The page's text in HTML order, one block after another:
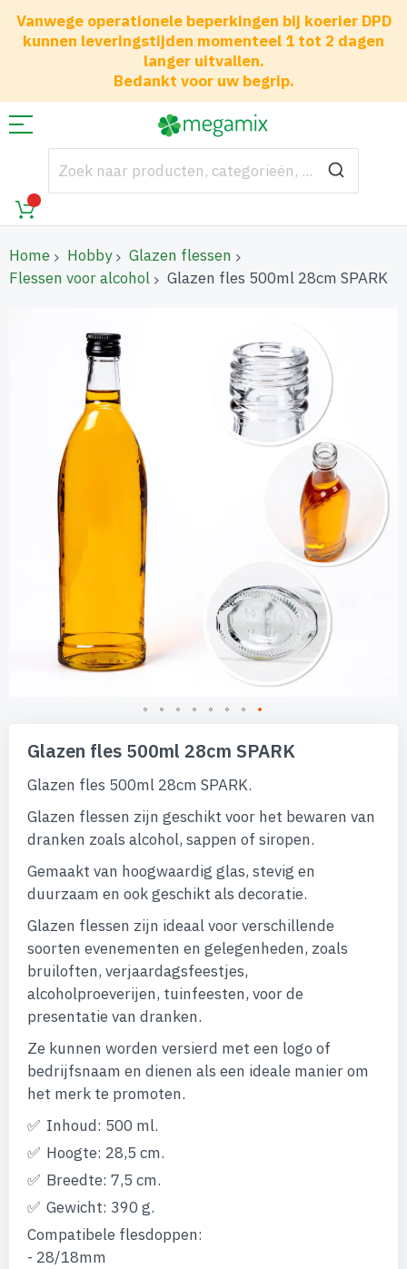
Vanwege operationele beperkingen bij koerier DPD
kunnen leveringstijden momenteel 1 tot 2 dagen
langer uitvallen.
Bedankt voor uw begrip.
Home Hobby
Glazen flessen
Flessen voor alcohol
Glazen fles 500ml 28cm SPARK
afbeeldingen-
naar
begin
afbeeldingen-
gallerij
Glazen fles 500ml 28cm SPARK
Glazen fles 500ml 28cm SPARK.
Glazen flessen zijn geschikt voor het bewaren van
dranken zoals alcohol, sappen of siropen.
Gemaakt van hoogwaardig glas, stevig en
duurzaam en ook geschikt als decoratie.
Glazen flessen zijn ideaal voor verschillende
soorten evenementen en gelegenheden, zoals
bruiloften, verjaardagsfeestjes,
alcoholproeverijen, tuinfeesten, voor de
presentatie van dranken.
Ze kunnen worden versierd met een logo of
bedrijfsnaam en dienen als een ideale manier om
het merk te promoten.
Inhoud: 500 ml.
Hoogte: 28,5 cm.
Breedte: 7,5 cm.
Gewicht: 390 g.
Compatibele flesdoppen:
- 28/18mm